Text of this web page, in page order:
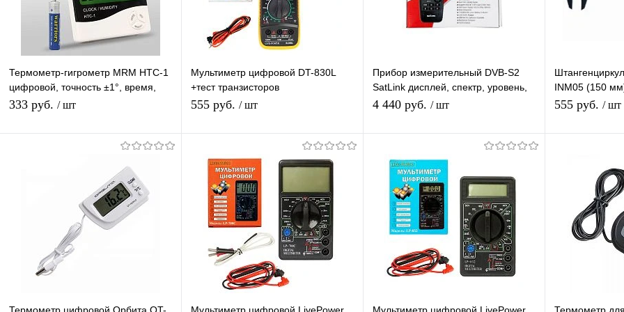
Термометр-гигрометр MRM HTC-1
цифровой, точность ±1°, время,
часы, будильник
333 руб. / шт
Купить в 1 клик К сравнению
В наличии
Мультиметр цифровой DT-830L
+тест транзисторов
Профессиональный
555 руб. / шт
Подписаться
Купить в 1 клик К сравнению
В избранное Под заказ
Прибор измерительный DVB-S2
SatLink дисплей, спектр, уровень,
транспондер
4 440 руб. / шт
Купить в 1 клик К сравнению
В избранное В наличии
INM05 (150
Высокие
555 руб. / шт
Купить в 1
В избранное